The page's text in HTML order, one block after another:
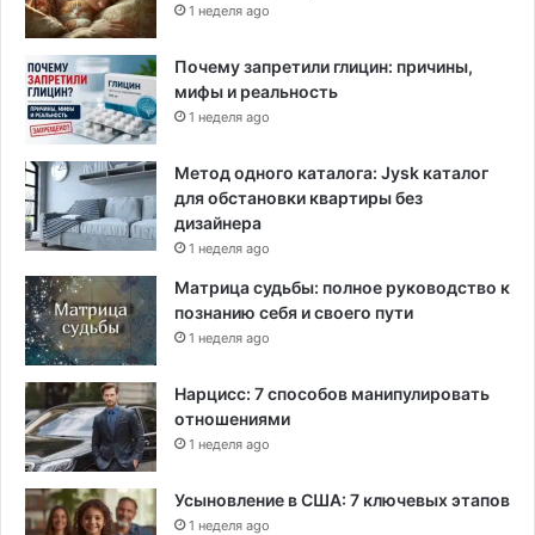
1 неделя ago
Почему запретили глицин: причины,
мифы и реальность
1 неделя ago
Метод одного каталога: Jysk каталог
для обстановки квартиры без
дизайнера
1 неделя ago
Матрица судьбы: полное руководство к
познанию себя и своего пути
1 неделя ago
Нарцисс: 7 способов манипулировать
отношениями
1 неделя ago
Усыновление в США: 7 ключевых этапов
1 неделя ago